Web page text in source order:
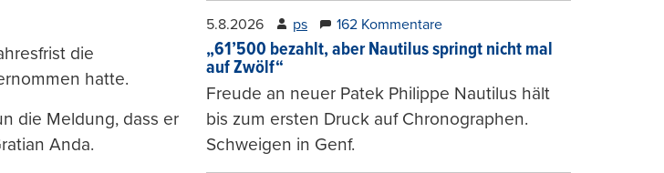
die
hatte.
die Meldung, dass er
Anda.
5.8.2026 ps 162 Kommentare
„61’500 bezahlt, aber Nautilus springt nicht mal
auf Zwölf“
Freude an neuer Patek Philippe Nautilus hält
bis zum ersten Druck auf Chronographen.
Schweigen in Genf.